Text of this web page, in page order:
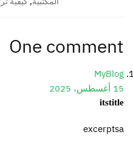
One comment
MyBlog
15 أغسطس، 2025
itstitle
excerptsa